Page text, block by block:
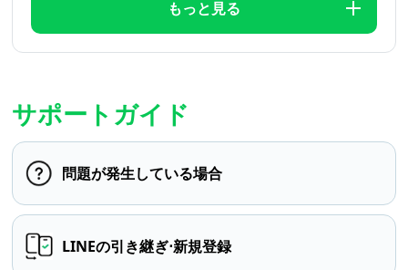
もっと見る
サポートガイド
問題が発生している場合
LINEの引き継ぎ⋅新規登録